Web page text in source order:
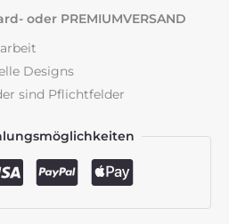
oder PREMIUMVERSAND
Designs
sind Pflichtfelder